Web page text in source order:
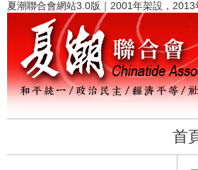
夏潮聯合會網站3.0版｜2001年架設，2013
首